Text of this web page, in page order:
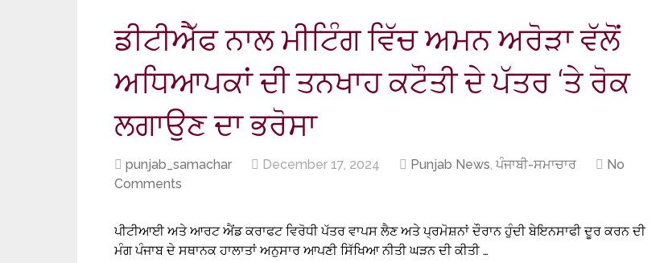
ਡੀਟੀਐੱਫ ਨਾਲ ਮੀਟਿੰਗ ਵਿੱਚ ਅਮਨ ਅਰੋੜਾ ਵੱਲੋਂ
ਅਧਿਆਪਕਾਂ ਦੀ ਤਨਖਾਹ ਕਟੌਤੀ ਦੇ ਪੱਤਰ ‘ਤੇ ਰੋਕ
ਲਗਾਉਣ ਦਾ ਭਰੋਸਾ
punjab_samachar December 17, 2024 Punjab News, ਪੰਜਾਬੀ-ਸਮਾਚਾਰ
No
Comments
ਪੀਟੀਆਈ ਅਤੇ ਆਰਟ ਐਂਡ ਕਰਾਫਟ ਵਿਰੋਧੀ ਪੱਤਰ ਵਾਪਸ ਲੈਣ ਅਤੇ ਪ੍ਰਮੋਸ਼ਨਾਂ ਦੌਰਾਨ ਹੁੰਦੀ ਬੇਇਨਸਾਫੀ ਦੂਰ ਕਰਨ ਦੀ
ਮੰਗ ਪੰਜਾਬ ਦੇ ਸਥਾਨਕ ਹਾਲਾਤਾਂ ਅਨੁਸਾਰ ਆਪਣੀ ਸਿੱਖਿਆ ਨੀਤੀ ਘੜਨ ਦੀ ਕੀਤੀ …